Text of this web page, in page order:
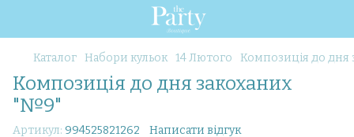
Каталог Набори кульок 14 Лютого Композиція до
Композиція до дня закоханих
"№9"
Артикул: 994525821262 Написати відгук